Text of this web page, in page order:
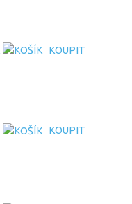
KOUPIT
KOUPIT